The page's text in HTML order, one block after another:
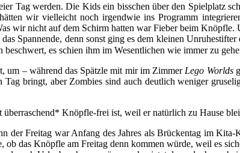
Tag werden. Die Kids ein bisschen über den Spielplatz
wir vielleicht noch irgendwie ins Programm
wir nicht auf dem Schirm hatten war Fieber beim
Spannende, denn sonst ging es dem kleinen
beschwert, es schien ihm im Wesentlichen wie immer zu
um – während das Spätzle mit mir im Zimmer Lego Worlds
Tag bringt, aber Zombies sind auch deutlich weniger
überraschend* Knöpfle-frei ist, weil er natürlich zu Hause
der Freitag war Anfang des Jahres als Brückentag im
ob das Knöpfle am Freitag denn kommen würde, weil es